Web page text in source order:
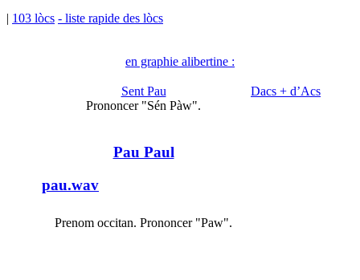
| 103 lòcs - liste rapide des lòcs
en graphie alibertine :
Sent Pau
Prononcer "Sén Pàw".
Pau Paul
pau.wav
Prenom occitan. Prononcer "Paw".
Dacs + d’Acs